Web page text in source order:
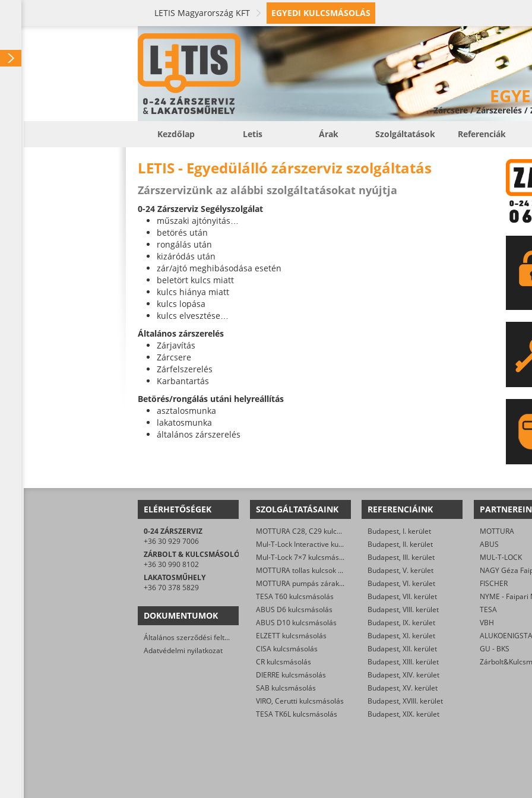
LETIS Magyarország KFT EGYEDI KULCSMÁSOLÁS
Zárcsere / Zárszerelés
Kezdőlap Letis Árak Szolgáltatások Referenciák
LETIS - Egyedülálló zárszerviz szolgáltatás
Zárszervizünk az alábbi szolgáltatásokat nyújtja
0-24 Zárszerviz Segélyszolgálat
műszaki ajtónyitás…
betörés után
rongálás után
kizáródás után
zár/ajtó meghibásodása esetén
beletört kulcs miatt
kulcs hiánya miatt
kulcs lopása
kulcs elvesztése…
Általános zárszerelés
Zárjavítás
Zárcsere
Zárfelszerelés
Karbantartás
Betörés/rongálás utáni helyreállítás
asztalosmunka
lakatosmunka
általános zárszerelés
ELÉRHETŐSÉGEK
0-24 ZÁRSZERVIZ
+36 30 929 7006
ZÁRBOLT & KULCSMÁSOLÓ
+36 30 990 8102
LAKATOSMŰHELY
+36 70 378 5829
DOKUMENTUMOK
Általános szerződési feltételek
Adatvédelmi nyilatkozat
SZOLGÁLTATÁSAINK
MOTTURA C28, C29 kulcsmásolás
Mul-T-Lock Interactive kulcsmásolás
Mul-T-Lock 7×7 kulcsmásolás
MOTTURA tollas kulcsok másolása
MOTTURA pumpás zárakhoz való kulcsok másolása
TESA T60 kulcsmásolás
ABUS D6 kulcsmásolás
ABUS D10 kulcsmásolás
ELZETT kulcsmásolás
CISA kulcsmásolás
CR kulcsmásolás
DIERRE kulcsmásolás
SAB kulcsmásolás
VIRO, Cerutti kulcsmásolás
TESA TK6L kulcsmásolás
REFERENCIÁINK
Budapest, I. kerület
Budapest, II. kerület
Budapest, III. kerület
Budapest, V. kerület
Budapest, VI. kerület
Budapest, VII. kerület
Budapest, VIII. kerület
Budapest, IX. kerület
Budapest, XI. kerület
Budapest, XII. kerület
Budapest, XIII. kerület
Budapest, XIV. kerület
Budapest, XV. kerület
Budapest, XVIII. kerület
Budapest, XIX. kerület
MOTTURA
ABUS
MUL-T-LOCK
NAGY Géza
FISCHER
TESA
VBH
GU - BKS